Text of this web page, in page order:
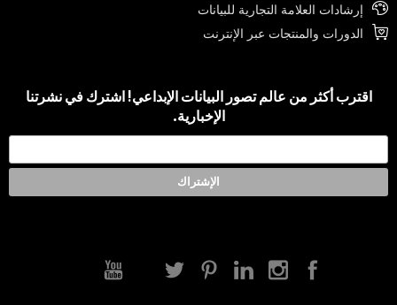
إرشادات العلامة التجارية للبيانات
الدورات والمنتجات عبر الإنترنت
اقترب أكثر من عالم تصور البيانات الإبداعي! اشترك في نشرتنا
الإخبارية.